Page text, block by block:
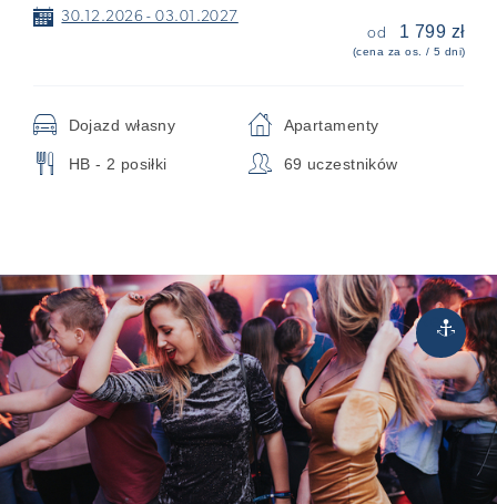
📅 30.12.2026 - 03.01.2027
od 1 799 zł
(cena za os. / 5 dni)
🚘 Dojazd własny ⌂ Apartamenty
🍴 HB - 2 posiłki 👥 69 uczestników
Rejsy
⚓